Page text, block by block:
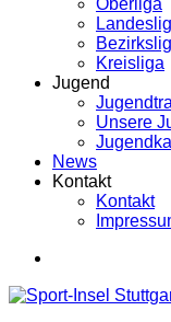
Oberliga
Kreisliga
Jugend
Unsere
News
Kontakt
Kontakt